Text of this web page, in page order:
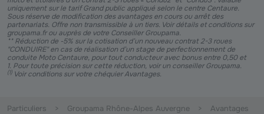
uniquement sur le tarif Grand public appliqué selon le centre Centaure.
Sous réserve de modification des avantages en cours ou arrêt des
partenariats. Offre non transmissible à un tiers. Voir détails et conditions sur
groupama.fr ou auprès de votre Conseiller Groupama​.
** Réduction de -5% sur la cotisation d’un nouveau contrat 2-3 roues
"CONDUIRE" en cas de réalisation d’un stage de perfectionnement de
conduite Moto Centaure, pour tout conducteur avec bonus entre 0,50 et
1. Pour toute précision sur cette réduction, voir un conseiller Groupama.
(1) Voir conditions sur votre chéquier Avantages.
Particuliers Groupama Rhône-Alpes Auvergne Avantages